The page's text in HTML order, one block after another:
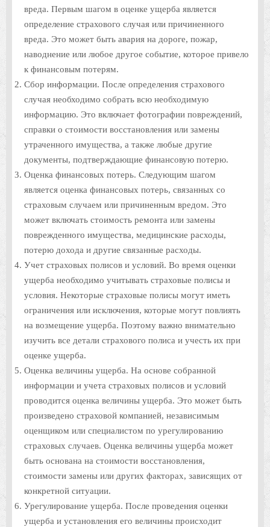
вреда. Первым шагом в оценке ущерба является
определение страхового случая или причиненного
вреда. Это может быть авария на дороге, пожар,
наводнение или любое другое событие, которое привело
к финансовым потерям.
Сбор информации. После определения страхового
случая необходимо собрать всю необходимую
информацию. Это включает фотографии повреждений,
справки о стоимости восстановления или замены
утраченного имущества, а также любые другие
документы, подтверждающие финансовую потерю.
Оценка финансовых потерь. Следующим шагом
является оценка финансовых потерь, связанных со
страховым случаем или причиненным вредом. Это
может включать стоимость ремонта или замены
поврежденного имущества, медицинские расходы,
потерю дохода и другие связанные расходы.
Учет страховых полисов и условий. Во время оценки
ущерба необходимо учитывать страховые полисы и
условия. Некоторые страховые полисы могут иметь
ограничения или исключения, которые могут повлиять
на возмещение ущерба. Поэтому важно внимательно
изучить все детали страхового полиса и учесть их при
оценке ущерба.
Оценка величины ущерба. На основе собранной
информации и учета страховых полисов и условий
проводится оценка величины ущерба. Это может быть
произведено страховой компанией, независимым
оценщиком или специалистом по урегулированию
страховых случаев. Оценка величины ущерба может
быть основана на стоимости восстановления,
стоимости замены или других факторах, зависящих от
конкретной ситуации.
Урегулирование ущерба. После проведения оценки
ущерба и установления его величины происходит